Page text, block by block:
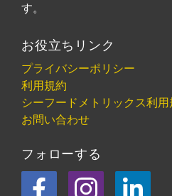
す。
お役立ちリンク
プライバシーポリシー
利用規約
シーフードメトリックス利用
お問い合わせ
フォローする
フェイス